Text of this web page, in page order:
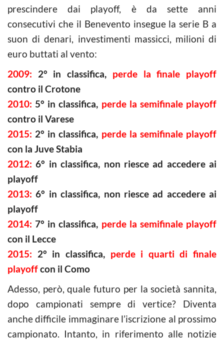
prescindere dai playoff, è da sette anni
consecutivi che il Benevento insegue la serie B a
suon di denari, investimenti massicci, milioni di
euro buttati al vento:
2009: 2° in classifica, perde la finale playoff
contro il Crotone
2010: 5° in classifica, perde la semifinale playoff
contro il Varese
2015: 2° in classifica, perde la semifinale playoff
con la Juve Stabia
2012: 6° in classifica, non riesce ad accedere ai
playoff
2013: 6° in classifica, non riesce ad accedere ai
playoff
2014: 7° in classifica, perde la semifinale playoff
con il Lecce
2015: 2° in classifica, perde i quarti di finale
playoffcon il Como
Adesso, però, quale futuro per la società sannita,
dopo campionati sempre di vertice? Diventa
anche difficile immaginare l’iscrizione al prossimo
campionato. Intanto, in riferimento alle notizie